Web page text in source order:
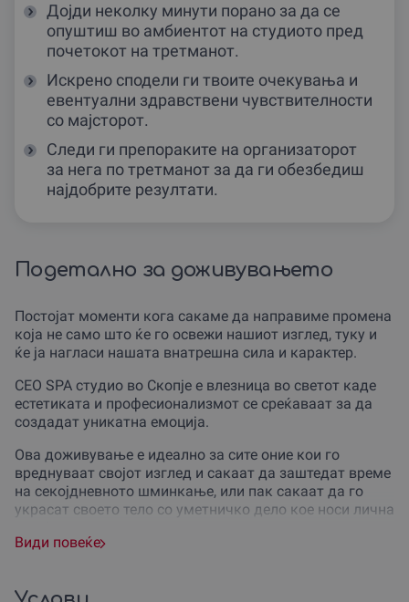
Дојди неколку минути порано за да се
опуштиш во амбиентот на студиото пред
почетокот на третманот.
Искрено сподели ги твоите очекувања и
евентуални здравствени чувствителности
со мајсторот.
Следи ги препораките на организаторот
за нега по третманот за да ги обезбедиш
најдобрите резултати.
Подетално за доживувањето
Постојат моменти кога сакаме да направиме промена
која не само што ќе го освежи нашиот изглед, туку и
ќе ја нагласи нашата внатрешна сила и карактер.
CEO SPA студио во Скопје е влезница во светот каде
естетиката и професионализмот се среќаваат за да
создадат уникатна емоција.
Ова доживување е идеално за сите оние кои го
вреднуваат својот изглед и сакаат да заштедат време
на секојдневното шминкање, или пак сакаат да го
украсат своето тело со уметничко дело кое носи лична
овој подарок ваучер е совршен избор за модерната
Види повеќе